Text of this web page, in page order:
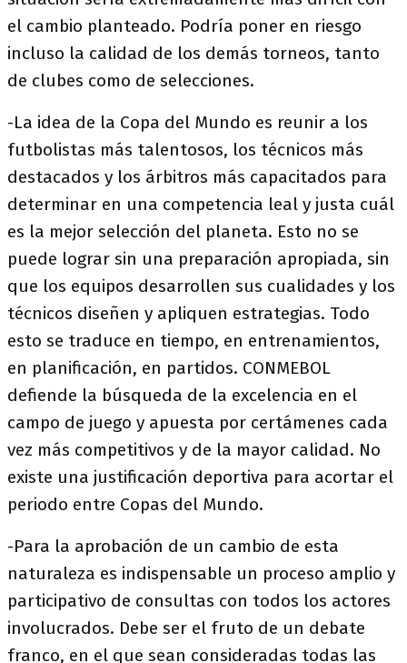
el cambio planteado. Podría poner en riesgo
incluso la calidad de los demás torneos, tanto
de clubes como de selecciones.
-La idea de la Copa del Mundo es reunir a los
futbolistas más talentosos, los técnicos más
destacados y los árbitros más capacitados para
determinar en una competencia leal y justa cuál
es la mejor selección del planeta. Esto no se
puede lograr sin una preparación apropiada, sin
que los equipos desarrollen sus cualidades y los
técnicos diseñen y apliquen estrategias. Todo
esto se traduce en tiempo, en entrenamientos,
en planificación, en partidos. CONMEBOL
defiende la búsqueda de la excelencia en el
campo de juego y apuesta por certámenes cada
vez más competitivos y de la mayor calidad. No
existe una justificación deportiva para acortar el
periodo entre Copas del Mundo.
-Para la aprobación de un cambio de esta
naturaleza es indispensable un proceso amplio y
participativo de consultas con todos los actores
involucrados. Debe ser el fruto de un debate
franco, en el que sean consideradas todas las